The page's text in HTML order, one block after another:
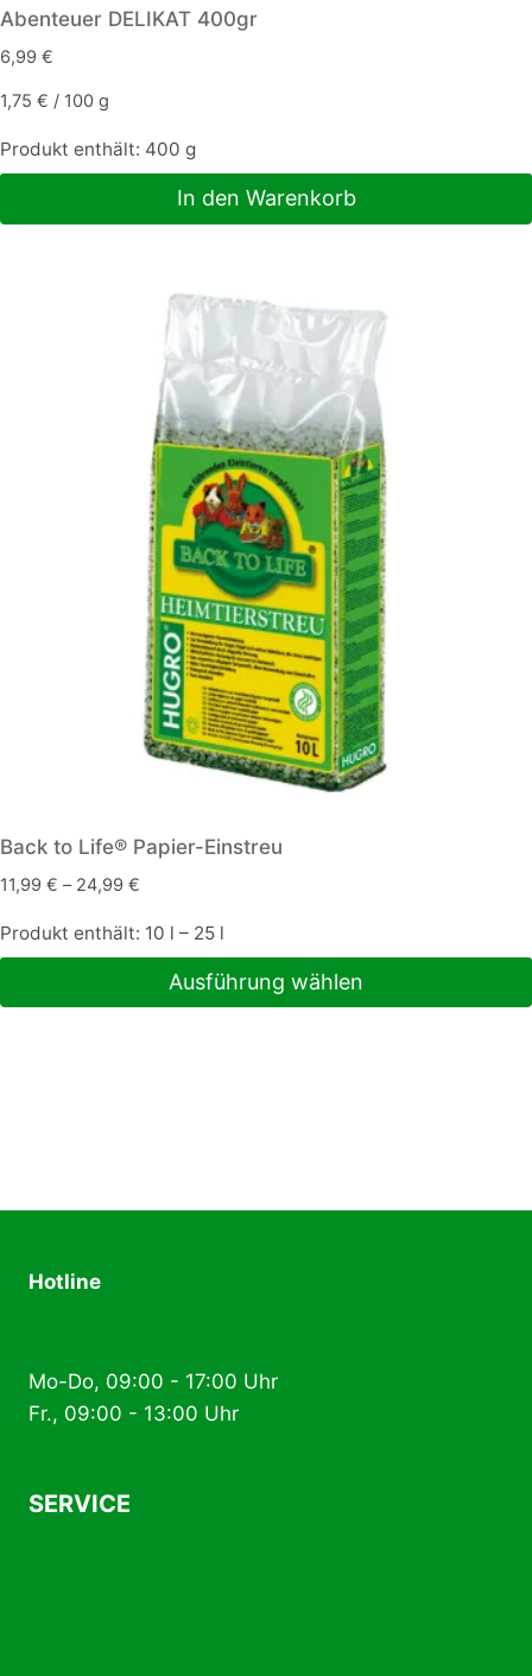
Abenteuer DELIKAT 400gr
6,99 €
1,75 € / 100 g
Produkt enthält: 400 g
In den Warenkorb
Back to Life® Papier-Einstreu
11,99 € – 24,99 €
Produkt enthält: 10 l – 25 l
Ausführung wählen
Die
können
Produktseite
gewählt
Hotline
Mo-Do, 09:00 - 17:00 Uhr
Fr., 09:00 - 13:00 Uhr
SERVICE